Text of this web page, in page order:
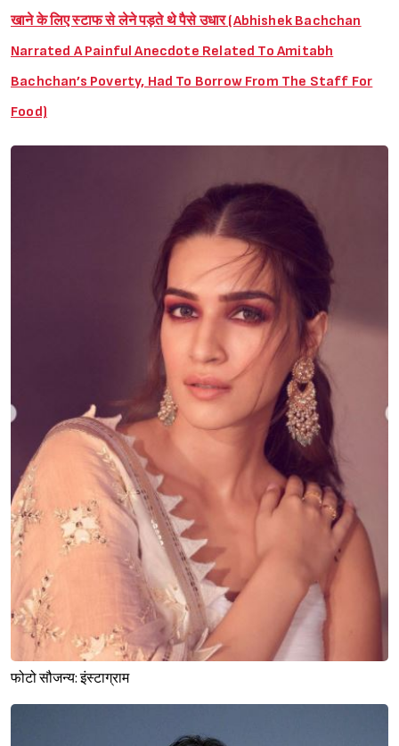
खाने के लिए स्टाफ से लेने पड़ते थे पैसे उधार (Abhishek Bachchan
Narrated A Painful Anecdote Related To Amitabh
Bachchan’s Poverty, Had To Borrow From The Staff For
Food)
फोटो सौजन्य: इंस्टाग्राम